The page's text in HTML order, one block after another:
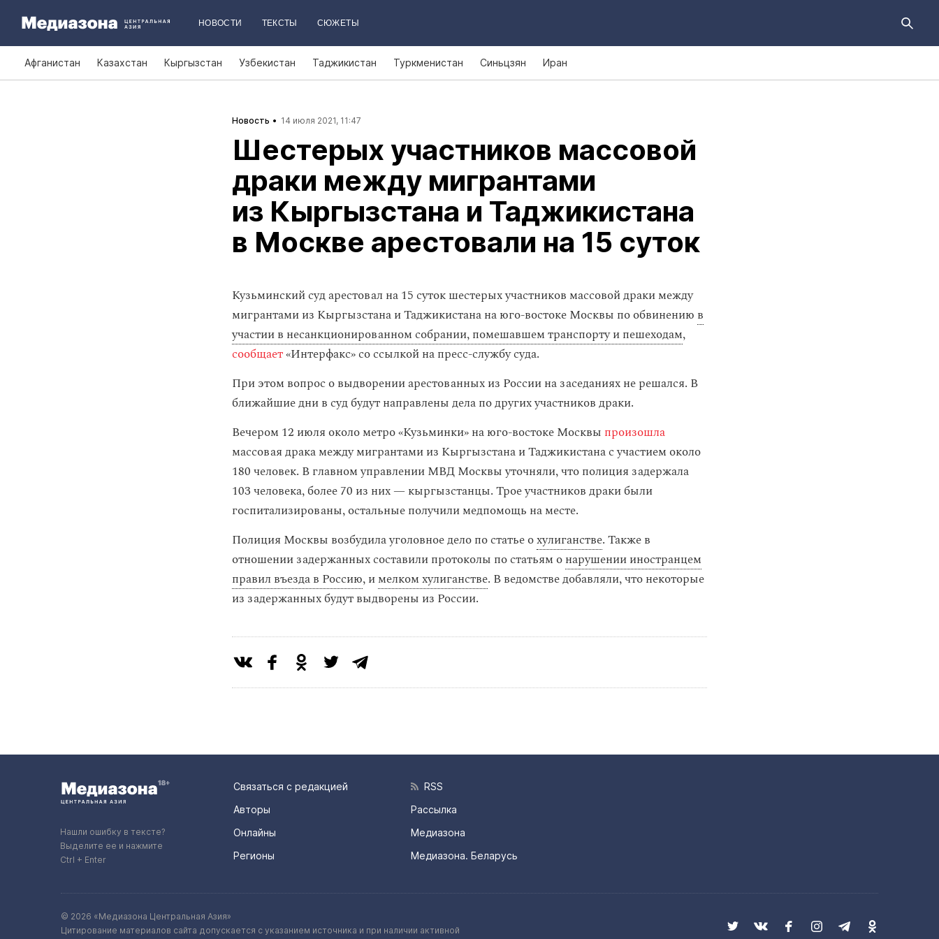
НОВОСТИ ТЕКСТЫ СЮЖЕТЫ
Афганистан Казахстан Кыргызстан Узбекистан Таджикистан Туркменистан Синьцзян Иран
Новость 14 июля 2021, 11:47
Шестерых участников массовой
драки между мигрантами
из Кыргызстана и Таджикистана
в Москве арестовали на 15 суток
Кузьминский суд арестовал на 15 суток шестерых участников массовой драки между
мигрантами из Кыргызстана и Таджикистана на юго-востоке Москвы по обвинению в
участии в несанкционированном собрании, помешавшем транспорту и пешеходам,
сообщает«Интерфакс» со ссылкой на пресс-службу суда.
При этом вопрос о выдворении арестованных из России на заседаниях не решался. В
ближайшие дни в суд будут направлены дела по других участников драки.
Вечером 12 июля около метро «Кузьминки» на юго-востоке Москвы произошла
массовая драка между мигрантами из Кыргызстана и Таджикистана с участием около
180 человек. В главном управлении МВД Москвы уточняли, что полиция задержала
103 человека, более 70 из них — кыргызстанцы. Трое участников драки были
госпитализированы, остальные получили медпомощь на месте.
Полиция Москвы возбудила уголовное дело по статье охулиганстве. Также в
отношении задержанных составили протоколы по статьям онарушении иностранцем
правил въезда в Россию, имелком хулиганстве. В ведомстве добавляли, что некоторые
из задержанных будут выдворены из России.
Нашли ошибку в тексте?
Выделите ее и нажмите
Ctrl + Enter
Связаться с редакцией
Авторы
Онлайны
Регионы
RSS
Рассылка
Медиазона
Медиазона. Беларусь
© 2026 «Медиазона Центральная Азия»
Цитирование материалов сайта допускается с указанием источника и при наличии активной